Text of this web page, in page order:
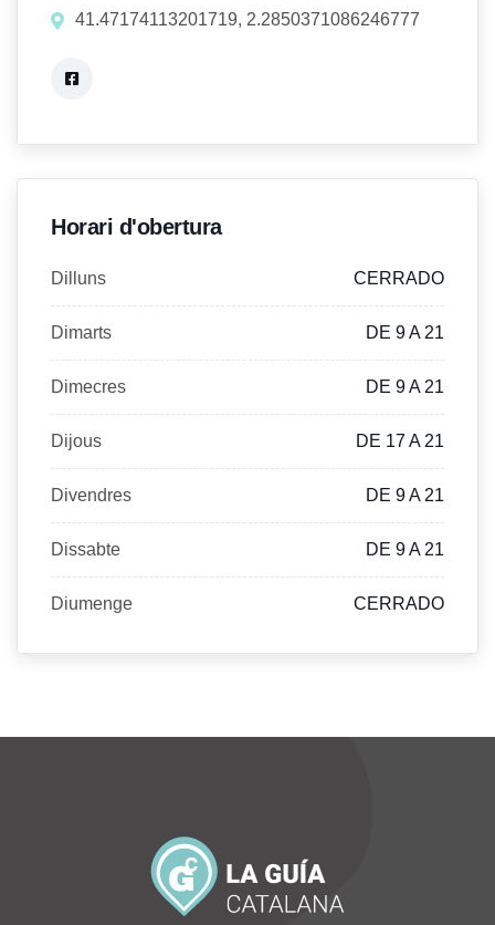
41.47174113201719, 2.2850371086246777
Horari d'obertura
Dilluns CERRADO
Dimarts DE 9 A 21
Dimecres DE 9 A 21
Dijous DE 17 A 21
Divendres DE 9 A 21
Dissabte DE 9 A 21
Diumenge CERRADO